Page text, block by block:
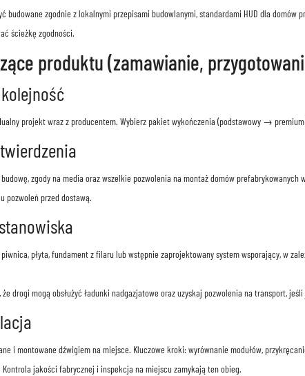
budowane zgodnie z lokalnymi przepisami budowlanymi, standardami HUD dla
ścieżkę zgodności.
produktu (zamawianie,
projekt wraz z producentem. Wybierz pakiet wykończenia (podstawowy →
zgody na media oraz wszelkie pozwolenia na montaż domów
pozwoleń przed dostawą.
piwnica, płyta, fundament z filaru lub wstępnie zaprojektowany system wsporający, w
drogi mogą obsłużyć ładunki nadgazjatowe oraz uzyskaj pozwolenia na transport,
i montowane dźwigiem na miejsce. Kluczowe kroki: wyrównanie modułów,
jakości fabrycznej i inspekcja na miejscu zamykają ten obieg.